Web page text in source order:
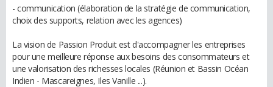
- communication (élaboration de la stratégie de communication,
choix des supports, relation avec les agences)
La vision de Passion Produit est d'accompagner les entreprises
pour une meilleure réponse aux besoins des consommateurs et
une valorisation des richesses locales (Réunion et Bassin Océan
Indien - Mascareignes, Iles Vanille ...).